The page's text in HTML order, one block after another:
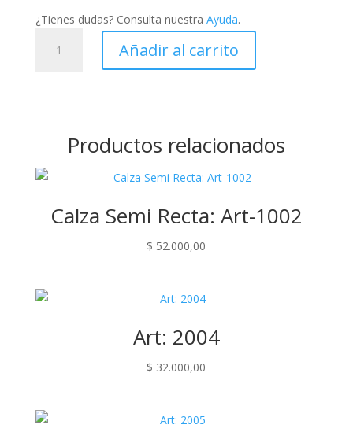
¿Tienes dudas? Consulta nuestra Ayuda.
3003
Añadir al carrito
Productos relacionados
Calza Semi Recta: Art-1002
$ 52.000,00
Art: 2004
$ 32.000,00